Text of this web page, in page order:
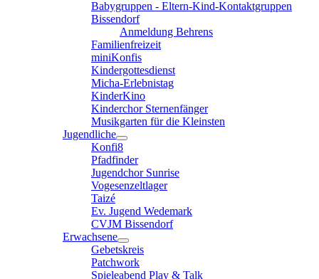
Babygruppen - Eltern-Kind-Kontaktgruppen
Bissendorf
Anmeldung Behrens
Familienfreizeit
miniKonfis
Kindergottesdienst
Micha-Erlebnistag
KinderKino
Kinderchor Sternenfänger
Musikgarten für die Kleinsten
Jugendliche
Konfi8
Pfadfinder
Jugendchor Sunrise
Vogesenzeltlager
Taizé
Ev. Jugend Wedemark
CVJM Bissendorf
Erwachsene
Gebetskreis
Patchwork
Spieleabend Play & Talk